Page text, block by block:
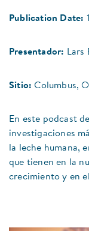
Publication Date:
Presentador: Lars
Sitio:Columbus,
En este podcast
investigaciones
la leche humana,
que tienen en la
crecimiento y en